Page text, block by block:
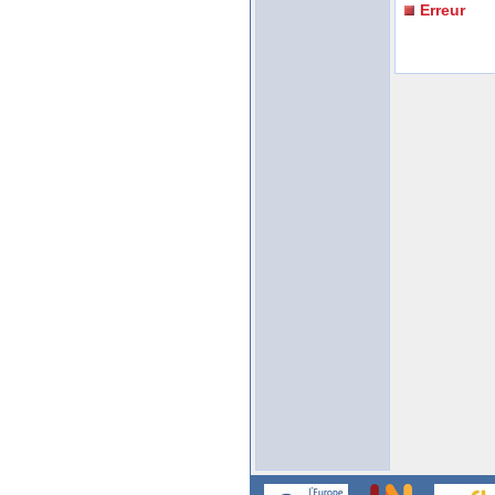
Erreur